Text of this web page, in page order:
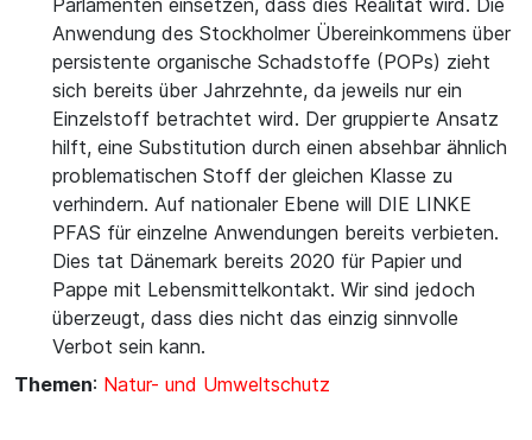
Parlamenten einsetzen, dass dies Realität wird. Die
Anwendung des Stockholmer Übereinkommens über
persistente organische Schadstoffe (POPs) zieht
sich bereits über Jahrzehnte, da jeweils nur ein
Einzelstoff betrachtet wird. Der gruppierte Ansatz
hilft, eine Substitution durch einen absehbar ähnlich
problematischen Stoff der gleichen Klasse zu
verhindern. Auf nationaler Ebene will DIE LINKE
PFAS für einzelne Anwendungen bereits verbieten.
Dies tat Dänemark bereits 2020 für Papier und
Pappe mit Lebensmittelkontakt. Wir sind jedoch
überzeugt, dass dies nicht das einzig sinnvolle
Verbot sein kann.
Themen: Natur- und Umweltschutz